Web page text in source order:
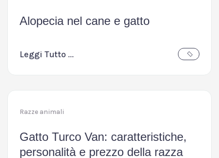
Alopecia nel cane e gatto
Leggi Tutto ...
Razze animali
Gatto Turco Van: caratteristiche,
personalità e prezzo della razza